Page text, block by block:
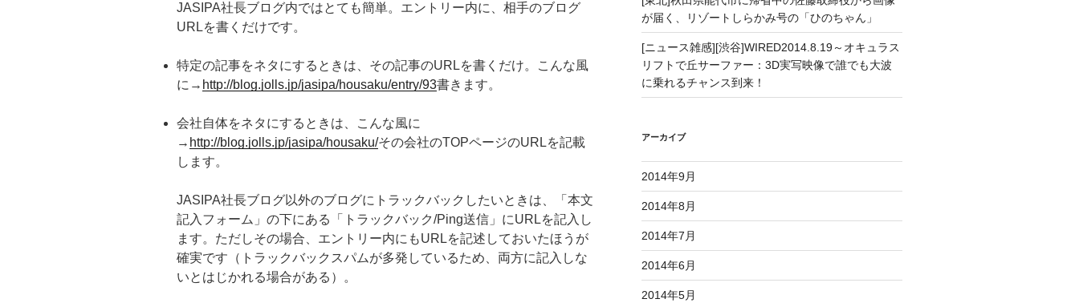
JASIPA社長ブログ内ではとても簡単。エントリー内に、相手のブログ
URLを書くだけです。
特定の記事をネタにするときは、その記事のURLを書くだけ。こんな風
に→ http://blog.jolls.jp/jasipa/housaku/entry/93書きます。
会社自体をネタにするときは、こんな風に
→ http://blog.jolls.jp/jasipa/housaku/その会社のTOPページのURLを記載
します。
JASIPA社長ブログ以外のブログにトラックバックしたいときは、「本文
記入フォーム」の下にある「トラックバック/Ping送信」にURLを記入し
ます。ただしその場合、エントリー内にもURLを記述しておいたほうが
確実です（トラックバックスパムが多発しているため、両方に記入しな
いとはじかれる場合がある）。
が届く、リゾートしらかみ号の「ひのちゃん」
[ニュース雑感][渋谷]WIRED2014.8.19～オキュラス
リフトで丘サーファー：3D実写映像で誰でも大波
に乗れるチャンス到来！
アーカイブ
2014年9月
2014年8月
2014年7月
2014年6月
2014年5月